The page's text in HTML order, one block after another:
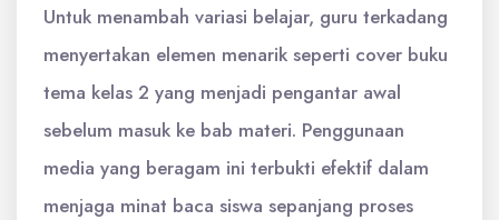
Untuk menambah variasi belajar, guru terkadang
menyertakan elemen menarik seperti cover buku
tema kelas 2 yang menjadi pengantar awal
sebelum masuk ke bab materi. Penggunaan
media yang beragam ini terbukti efektif dalam
menjaga minat baca siswa sepanjang proses